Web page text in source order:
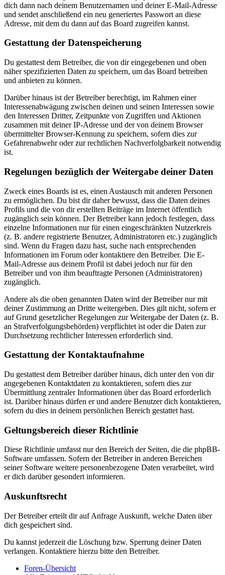
dich dann nach deinem Benutzernamen und deiner E-Mail-Adresse
und sendet anschließend ein neu generiertes Passwort an diese
Adresse, mit dem du dann auf das Board zugreifen kannst.
Gestattung der Datenspeicherung
Du gestattest dem Betreiber, die von dir eingegebenen und oben
näher spezifizierten Daten zu speichern, um das Board betreiben
und anbieten zu können.
Darüber hinaus ist der Betreiber berechtigt, im Rahmen einer
Interessenabwägung zwischen deinen und seinen Interessen sowie
den Interessen Dritter, Zeitpunkte von Zugriffen und Aktionen
zusammen mit deiner IP-Adresse und der von deinem Browser
übermittelter Browser-Kennung zu speichern, sofern dies zur
Gefahrenabwehr oder zur rechtlichen Nachverfolgbarkeit notwendig
ist.
Regelungen bezüglich der Weitergabe deiner Daten
Zweck eines Boards ist es, einen Austausch mit anderen Personen
zu ermöglichen. Du bist dir daher bewusst, dass die Daten deines
Profils und die von dir erstellten Beiträge im Internet öffentlich
zugänglich sein können. Der Betreiber kann jedoch festlegen, dass
einzelne Informationen nur für einen eingeschränkten Nutzerkreis
(z. B. andere registrierte Benutzer, Administratoren etc.) zugänglich
sind. Wenn du Fragen dazu hast, suche nach entsprechenden
Informationen im Forum oder kontaktiere den Betreiber. Die E-
Mail-Adresse aus deinem Profil ist dabei jedoch nur für den
Betreiber und von ihm beauftragte Personen (Administratoren)
zugänglich.
Andere als die oben genannten Daten wird der Betreiber nur mit
deiner Zustimmung an Dritte weitergeben. Dies gilt nicht, sofern er
auf Grund gesetzlicher Regelungen zur Weitergabe der Daten (z. B.
an Strafverfolgungsbehörden) verpflichtet ist oder die Daten zur
Durchsetzung rechtlicher Interessen erforderlich sind.
Gestattung der Kontaktaufnahme
Du gestattest dem Betreiber darüber hinaus, dich unter den von dir
angegebenen Kontaktdaten zu kontaktieren, sofern dies zur
Übermittlung zentraler Informationen über das Board erforderlich
ist. Darüber hinaus dürfen er und andere Benutzer dich kontaktieren,
sofern du dies in deinem persönlichen Bereich gestattet hast.
Geltungsbereich dieser Richtlinie
Diese Richtlinie umfasst nur den Bereich der Seiten, die die phpBB-
Software umfassen. Sofern der Betreiber in anderen Bereichen
seiner Software weitere personenbezogene Daten verarbeitet, wird
er dich darüber gesondert informieren.
Auskunftsrecht
Der Betreiber erteilt dir auf Anfrage Auskunft, welche Daten über
dich gespeichert sind.
Du kannst jederzeit die Löschung bzw. Sperrung deiner Daten
verlangen. Kontaktiere hierzu bitte den Betreiber.
Foren-Übersicht